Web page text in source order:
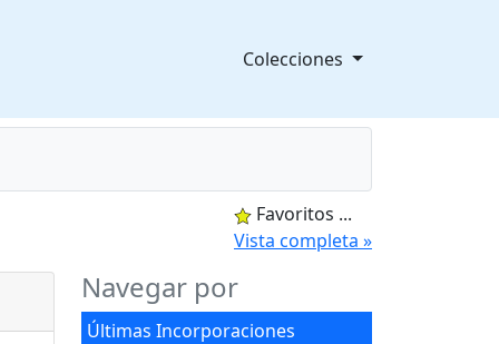
Colecciones
Favoritos ...
Vista completa »
Navegar por
Últimas Incorporaciones